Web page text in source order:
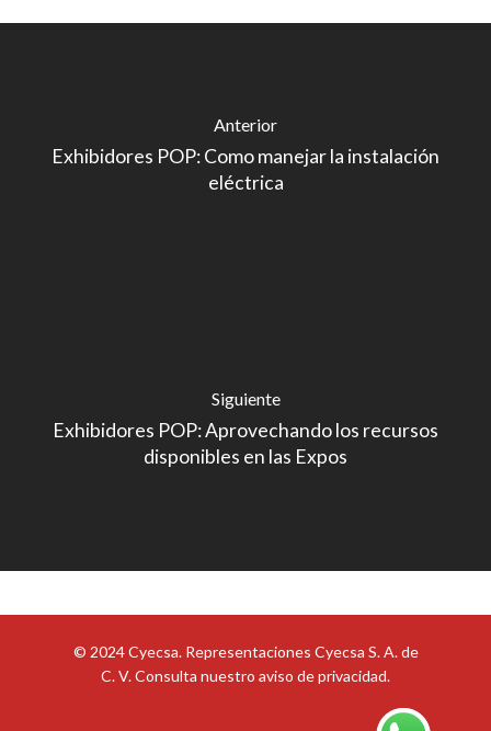
Anterior
Exhibidores POP: Como manejar la instalación
eléctrica
Siguiente
Exhibidores POP: Aprovechando los recursos
disponibles en las Expos
© 2024 Cyecsa. Representaciones Cyecsa S. A. de
C. V. Consulta nuestro aviso de privacidad.